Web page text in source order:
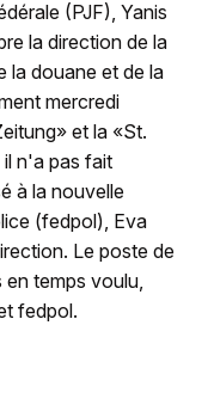
(PJF), Yanis
la direction de la
la douane et de la
mercredi
et la «St.
il n'a pas fait
à la nouvelle
(fedpol), Eva
Le poste de
temps voulu,
fedpol.